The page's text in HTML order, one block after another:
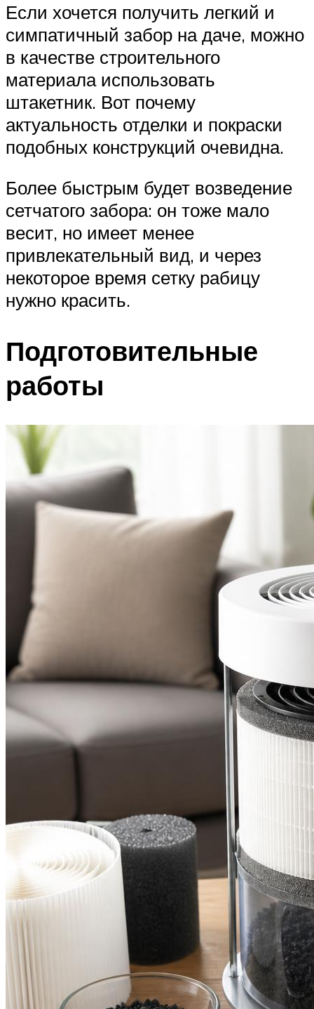
Если хочется получить легкий и
симпатичный забор на даче, можно
в качестве строительного
материала использовать
штакетник. Вот почему
актуальность отделки и покраски
подобных конструкций очевидна.
Более быстрым будет возведение
сетчатого забора: он тоже мало
весит, но имеет менее
привлекательный вид, и через
некоторое время сетку рабицу
нужно красить.
Подготовительные
работы